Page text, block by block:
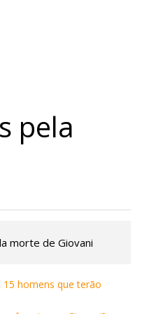
pela
morte de Giovani
homens que terão
Mãe e Pai
Es ka sa speraba